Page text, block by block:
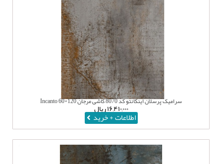
سرامیک پرسلان اینکانتو کد 8070 کاشی مرجان 120*60 Incanto
۱۶,۴۱۰,۰۰۰ریال
اطلاعات + خرید